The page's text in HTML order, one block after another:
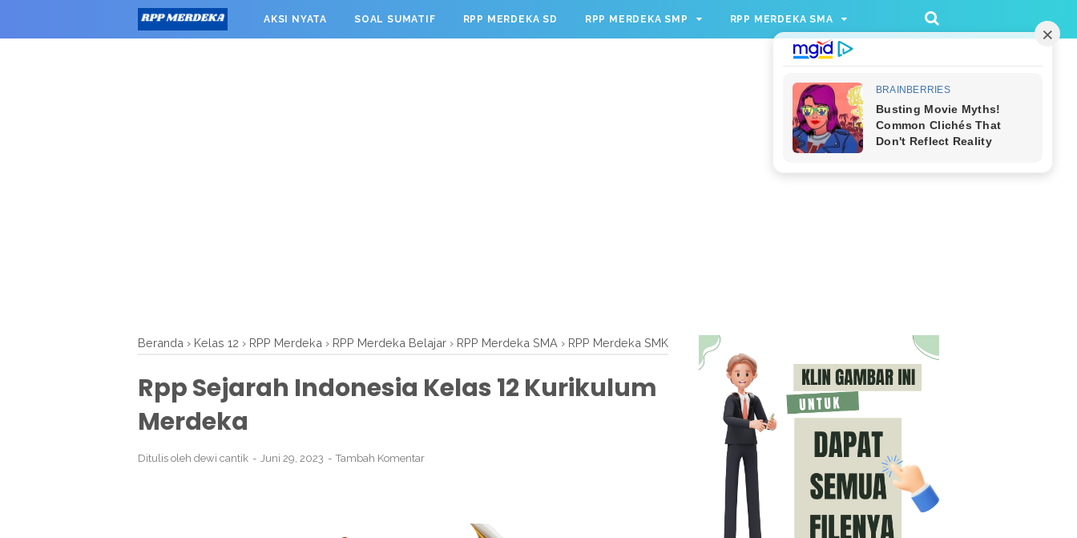
window.googletag = window.googletag || {cmd: []}; googletag.cmd.push(function() { googletag.defineSlot('/23209888932/rppmer', [336, 280], 'div-gpt-ad-1733174991559-
0').addService(googletag.pubads()); googletag.pubads().enableSingleRequest(); googletag.enableServices(); });
AKSI NYATA SOAL SUMATIF RPP MERDEKA SD RPP MERDEKA SMP RPP MERDEKA SMA
Beranda › Kelas 12 › RPP Merdeka › RPP Merdeka Belajar › RPP Merdeka SMA › RPP Merdeka SMK
Rpp Sejarah Indonesia Kelas 12 Kurikulum
Merdeka
Ditulis oleh dewi cantik Juni 29, 2023 Tambah Komentar